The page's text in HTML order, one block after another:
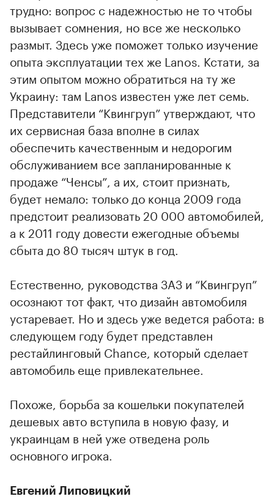
трудно: вопрос с надежностью не то чтобы
вызывает сомнения, но все же несколько
размыт. Здесь уже поможет только изучение
опыта эксплуатации тех же Lanos. Кстати, за
этим опытом можно обратиться на ту же
Украину: там Lanos известен уже лет семь.
Представители “Квингруп” утверждают, что
их сервисная база вполне в силах
обеспечить качественным и недорогим
обслуживанием все запланированные к
продаже “Ченсы”, а их, стоит признать,
будет немало: только до конца 2009 года
предстоит реализовать 20 000 автомобилей,
а к 2011 году довести ежегодные объемы
сбыта до 80 тысяч штук в год.
Естественно, руководства ЗАЗ и “Квингруп”
осознают тот факт, что дизайн автомобиля
устаревает. Но и здесь уже ведется работа: в
следующем году будет представлен
рестайлинговый Chance, который сделает
автомобиль еще привлекательнее.
Похоже, борьба за кошельки покупателей
дешевых авто вступила в новую фазу, и
украинцам в ней уже отведена роль
основного игрока.
Евгений Липовицкий